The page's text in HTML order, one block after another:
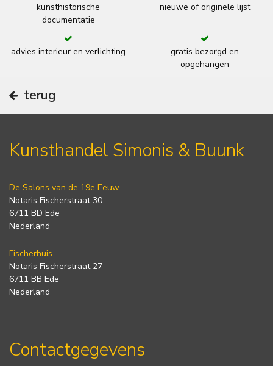
kunsthistorische
documentatie
nieuwe of originele lijst
advies interieur en verlichting
gratis bezorgd en
opgehangen
terug
Kunsthandel Simonis & Buunk
De Salons van de 19e Eeuw
Notaris Fischerstraat 30
6711 BD Ede
Nederland
Fischerhuis
Notaris Fischerstraat 27
6711 BB Ede
Nederland
Contactgegevens